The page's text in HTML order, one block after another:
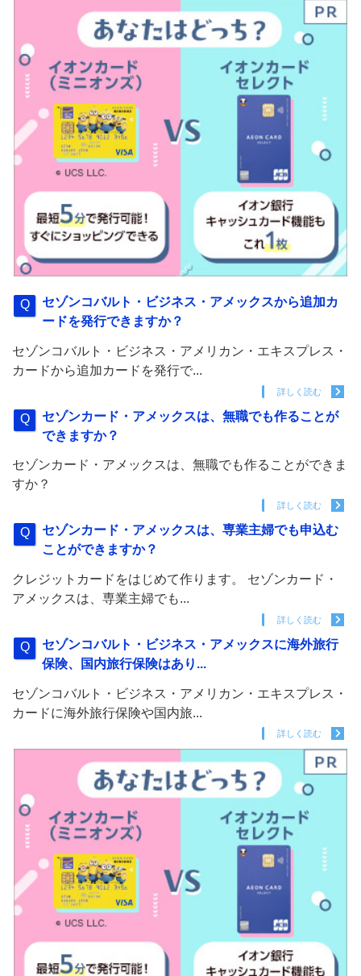
セゾンコバルト・ビジネス・アメックスから追加カ
ードを発行できますか？
セゾンコバルト・ビジネス・アメリカン・エキスプレス・
カードから追加カードを発行で...
詳しく読む
セゾンカード・アメックスは、無職でも作ることが
できますか？
セゾンカード・アメックスは、無職でも作ることができま
すか？
詳しく読む
セゾンカード・アメックスは、専業主婦でも申込む
ことができますか？
クレジットカードをはじめて作ります。 セゾンカード・
アメックスは、専業主婦でも...
詳しく読む
セゾンコバルト・ビジネス・アメックスに海外旅行
保険、国内旅行保険はあり...
セゾンコバルト・ビジネス・アメリカン・エキスプレス・
カードに海外旅行保険や国内旅...
詳しく読む